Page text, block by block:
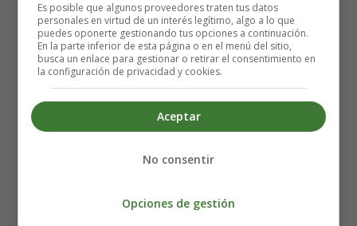
1. Sin embargo, el inicio del tipo 1 generalmente ocurre
en una edad mayor que la DMN. Los recién nacidos con
DMN a menudo son mucho más pequeños que otros
bebés de la misma edad y sexo, debido a una condición
llamada restricción de crecimiento intrauterino. Es
posible que no aumenten de peso ni crezcan tan
rápidamente como los bebés sin DMN. Además, los
Es posible que algunos proveedores traten tus datos
personales en virtud de un interés legítimo, algo a lo que
puedes oponerte gestionando tus opciones a continuación.
En la parte inferior de esta página o en el menú del sitio,
busca un enlace para gestionar o retirar el consentimiento en
la configuración de privacidad y cookies.
Aceptar
No consentir
Opciones de gestión